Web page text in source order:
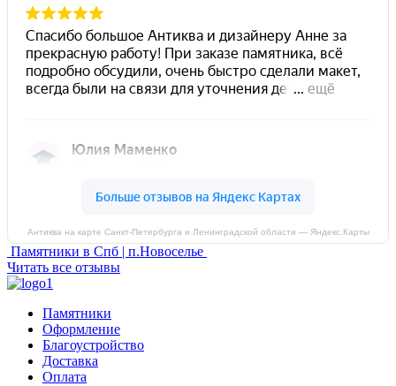
Антиква на карте Санкт‑Петербурга и Ленинградской области — Яндекс.Карты
Памятники в Спб | п.Новоселье
Читать все отзывы
Памятники
Оформление
Благоустройство
Доставка
Оплата